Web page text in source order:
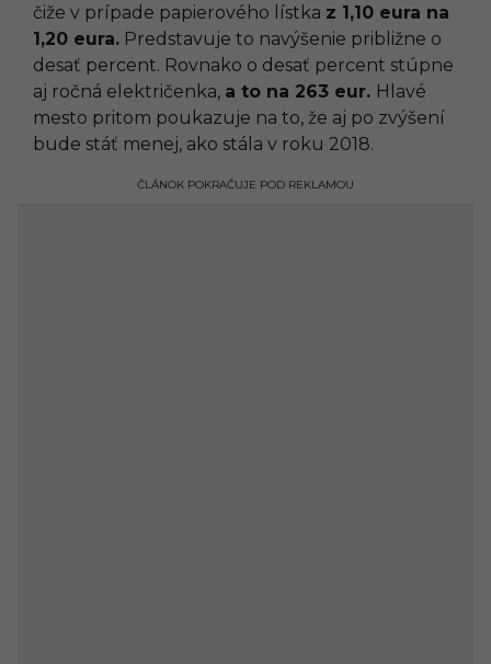
čiže v prípade papierového lístka z 1,10 eura na
1,20 eura. Predstavuje to navýšenie približne o
desať percent. Rovnako o desať percent stúpne
aj ročná električenka, a to na 263 eur. Hlavé
mesto pritom poukazuje na to, že aj po zvýšení
bude stáť menej, ako stála v roku 2018.
ČLÁNOK POKRAČUJE POD REKLAMOU